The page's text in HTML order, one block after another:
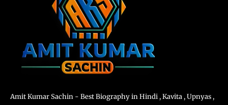
Amit Kumar Sachin - Best Biography in Hindi , Kavita , Upnyas ,